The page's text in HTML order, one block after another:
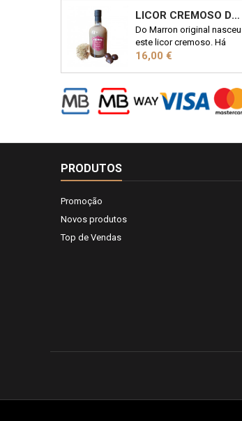
Portugal. Frasco de 1kgLICOR CREMOSO DE CASTANHA 50CL
Do Marron original nasceu
este licor cremoso. Há
quem lhe chame o
Preço
16,00 €
PRODUTOS
Promoção
Novos produtos
Top de Vendas